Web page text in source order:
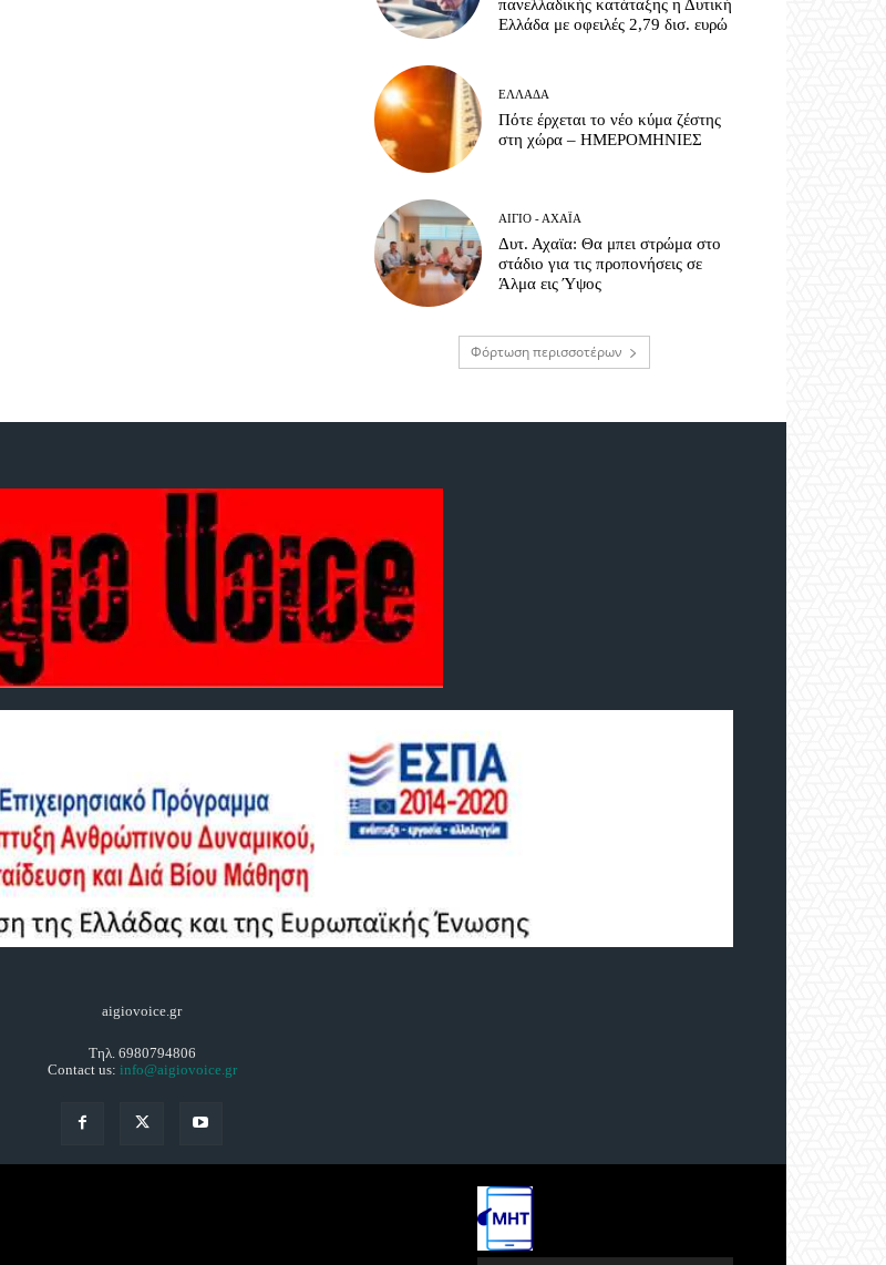
πανελλαδικής κατάταξης η Δυτική
Ελλάδα με οφειλές 2,79 δισ. ευρώ
ΕΛΛΆΔΑ
Πότε έρχεται το νέο κύμα ζέστης
στη χώρα – ΗΜΕΡΟΜΗΝΙΕΣ
ΑΊΓΙΟ - ΑΧΑΪ́Α
Δυτ. Αχαϊα: Θα μπει στρώμα στο
στάδιο για τις προπονήσεις σε
Άλμα εις Ύψος
Φόρτωση περισσοτέρων
aigiovoice.gr
Τηλ. 6980794806
Contact us: info@aigiovoice.gr